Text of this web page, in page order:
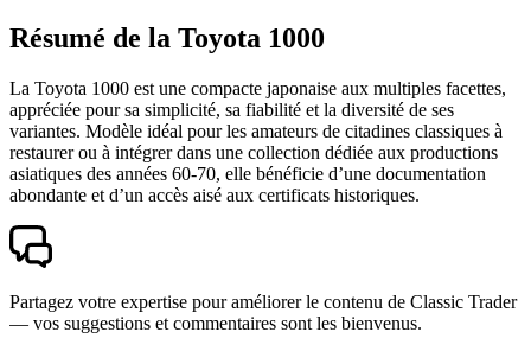
Résumé de la Toyota 1000
La Toyota 1000 est une compacte japonaise aux multiples facettes,
appréciée pour sa simplicité, sa fiabilité et la diversité de ses
variantes. Modèle idéal pour les amateurs de citadines classiques à
restaurer ou à intégrer dans une collection dédiée aux productions
asiatiques des années 60-70, elle bénéficie d’une documentation
abondante et d’un accès aisé aux certificats historiques.
Partagez votre expertise pour améliorer le contenu de Classic Trader
— vos suggestions et commentaires sont les bienvenus.